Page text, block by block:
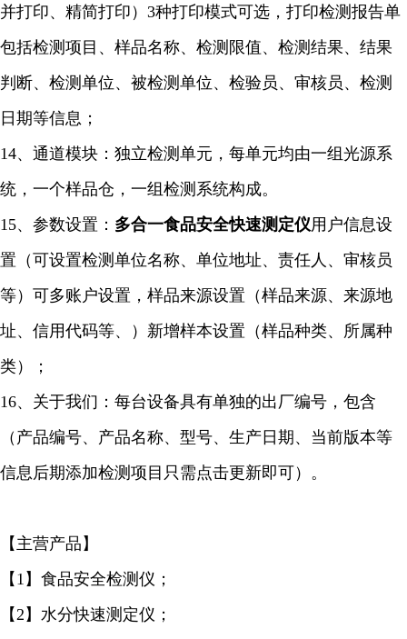
并打印、精简打印）3种打印模式可选，打印检测报告单
包括检测项目、样品名称、检测限值、检测结果、结果
判断、检测单位、被检测单位、检验员、审核员、检测
日期等信息；
14、通道模块：独立检测单元，每单元均由一组光源系
统，一个样品仓，一组检测系统构成。
15、参数设置： 多合一食品安全快速测定仪用户信息设
置（可设置检测单位名称、单位地址、责任人、审核员
等）可多账户设置，样品来源设置（样品来源、来源地
址、信用代码等、）新增样本设置（样品种类、所属种
类）；
16、关于我们：每台设备具有单独的出厂编号，包含
（产品编号、产品名称、型号、生产日期、当前版本等
信息后期添加检测项目只需点击更新即可）。
【主营产品】
【1】食品安全检测仪；
【2】水分快速测定仪；